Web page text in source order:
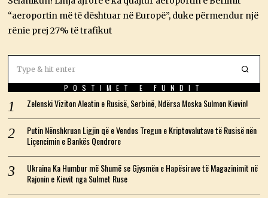
2
6
“aeroportin më të dështuar në Europë”, duke përmendur një
rënie prej 27% të trafikut
POSTIMET E FUNDIT
Zelenski Viziton Aleatin e Rusisë, Serbinë, Ndërsa Moska Sulmon Kievin!
Putin Nënshkruan Ligjin që e Vendos Tregun e Kriptovalutave të Rusisë nën
Liçencimin e Bankës Qendrore
Ukraina Ka Humbur më Shumë se Gjysmën e Hapësirave të Magazinimit në
Rajonin e Kievit nga Sulmet Ruse